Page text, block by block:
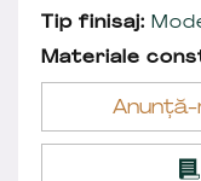
Tip finisaj:
Materiale